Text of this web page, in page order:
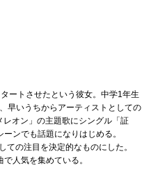
ートさせたという彼女。中学1年生
早いうちからアーティストとしての
オン」の主題歌にシングル「証
ンでも話題になりはじめる。
の注目を決定的なものにした。
人気を集めている。